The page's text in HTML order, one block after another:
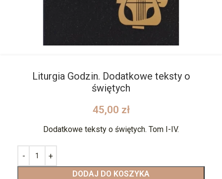
Liturgia Godzin. Dodatkowe teksty o
świętych
45,00 zł
Dodatkowe teksty o świętych. Tom I-IV.
DODAJ DO KOSZYKA